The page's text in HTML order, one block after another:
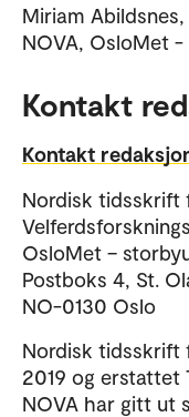
Miriam
NOVA, OsloMet
Kontakt
Kontakt
Nordisk tidsskrift
OsloMet –
Postboks 4, St.
NO-0130 Oslo
Nordisk tidsskrift
2019 og erstattet
NOVA har gitt ut